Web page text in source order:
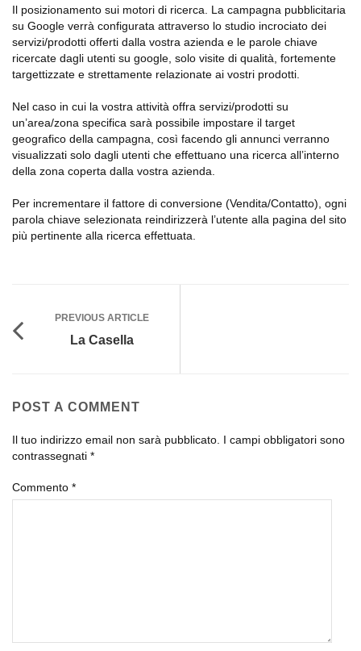
Il posizionamento sui motori di ricerca. La campagna pubblicitaria
su Google verrà configurata attraverso lo studio incrociato dei
servizi/prodotti offerti dalla vostra azienda e le parole chiave
ricercate dagli utenti su google, solo visite di qualità, fortemente
targettizzate e strettamente relazionate ai vostri prodotti.
Nel caso in cui la vostra attività offra servizi/prodotti su
un’area/zona specifica sarà possibile impostare il target
geografico della campagna, così facendo gli annunci verranno
visualizzati solo dagli utenti che effettuano una ricerca all’interno
della zona coperta dalla vostra azienda.
Per incrementare il fattore di conversione (Vendita/Contatto), ogni
parola chiave selezionata reindirizzerà l’utente alla pagina del sito
più pertinente alla ricerca effettuata.
PREVIOUS ARTICLE
La Casella
POST A COMMENT
Il tuo indirizzo email non sarà pubblicato. I campi obbligatori sono
contrassegnati *
Commento *